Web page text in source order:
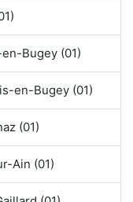
Bugey (01)
en-Bugey (01)
(01)
Ain (01)